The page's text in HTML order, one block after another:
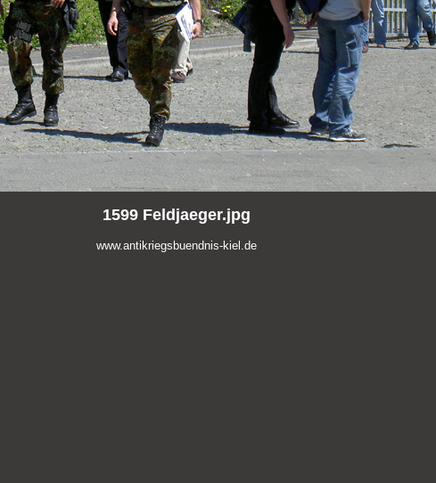
1599 Feldjaeger.jpg
www.antikriegsbuendnis-kiel.de